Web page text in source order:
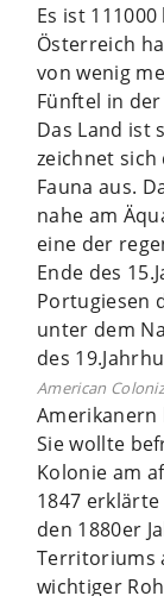
Es ist
Österreich
von wenig
Fünftel in
Das Land ist
zeichnet
Fauna aus.
nahe am
eine der
Ende des
Portugiesen
unter dem
des
American
Amerikanern
Sie wollte
Kolonie am
1847
den 1880er
Territoriums
wichtiger